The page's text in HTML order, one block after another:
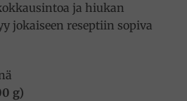
ja hiukan
jokaiseen reseptiin sopiva
g)